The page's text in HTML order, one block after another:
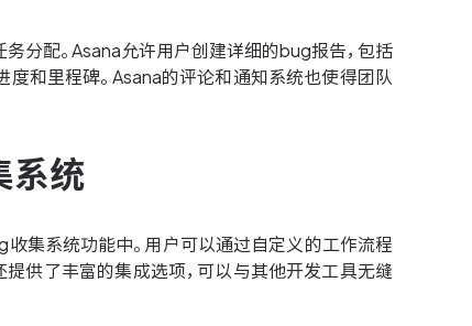
分配。Asana允许用户创建详细的bug报告，包括
和里程碑。Asana的评论和通知系统也使得团队
系统
集系统功能中。用户可以通过自定义的工作流程
供了丰富的集成选项，可以与其他开发工具无缝